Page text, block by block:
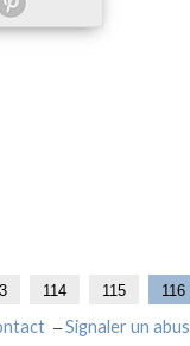
114 115 116
Signaler un abus